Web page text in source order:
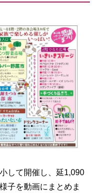
して開催し、延1,090
子を動画にまとめま